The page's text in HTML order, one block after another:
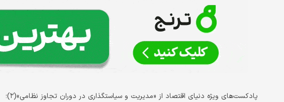
پادکست‌های ویژه دنیای اقتصاد از «مدیریت و سیاستگذاری در دوران تجاوز نظامی»(۲)؛